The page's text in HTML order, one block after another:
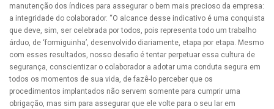
manutenção dos índices para assegurar o bem mais precioso da empresa:
a integridade do colaborador. “O alcance desse indicativo é uma conquista
que deve, sim, ser celebrada por todos, pois representa todo um trabalho
árduo, de ‘formiguinha’, desenvolvido diariamente, etapa por etapa. Mesmo
com esses resultados, nosso desafio é tentar perpetuar essa cultura de
segurança, conscientizar o colaborador a adotar uma conduta segura em
todos os momentos de sua vida, de fazê-lo perceber que os
procedimentos implantados não servem somente para cumprir uma
obrigação, mas sim para assegurar que ele volte para o seu lar em